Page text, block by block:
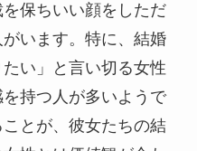
保ちいい顔をしただ
います。特に、結婚
い」と言い切る女性
持つ人が多いようで
とが、彼女たちの結